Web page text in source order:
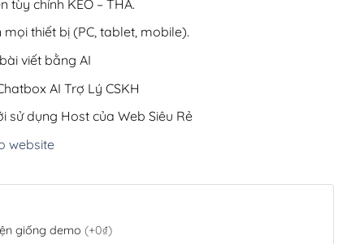
tùy chỉnh KÉO – THẢ.
thiết bị (PC, tablet, mobile).
viết bằng AI
AI Trợ Lý CSKH
sử dụng Host của Web Siêu Rẻ
website
giống demo (+0₫)